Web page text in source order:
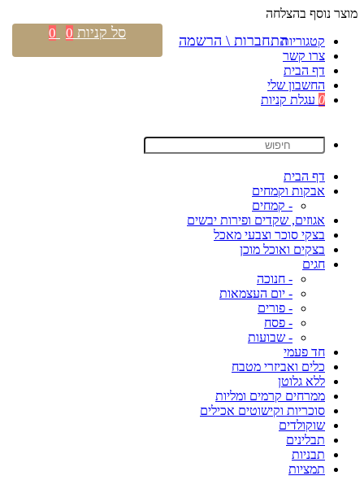
מוצר נוסף בהצלחה
קטגוריות
צרו קשר
דף הבית
החשבון שלי
0 עגלת קניות
דף הבית
אבקות וקמחים
- קמחים
אגוזים, שקדים ופירות יבשים
בצקי סוכר וצבעי מאכל
בצקים ואוכל מוכן
חגים
- חנוכה
- יום העצמאות
- פורים
- פסח
- שבועות
חד פעמי
כלים ואביזרי מטבח
ללא גלוטן
ממרחים קרמים ומליות
סוכריות וקישוטים אכילים
שוקולדים
תבלינים
תבניות
תמציות
התחברות \ הרשמה סל קניות 0
0